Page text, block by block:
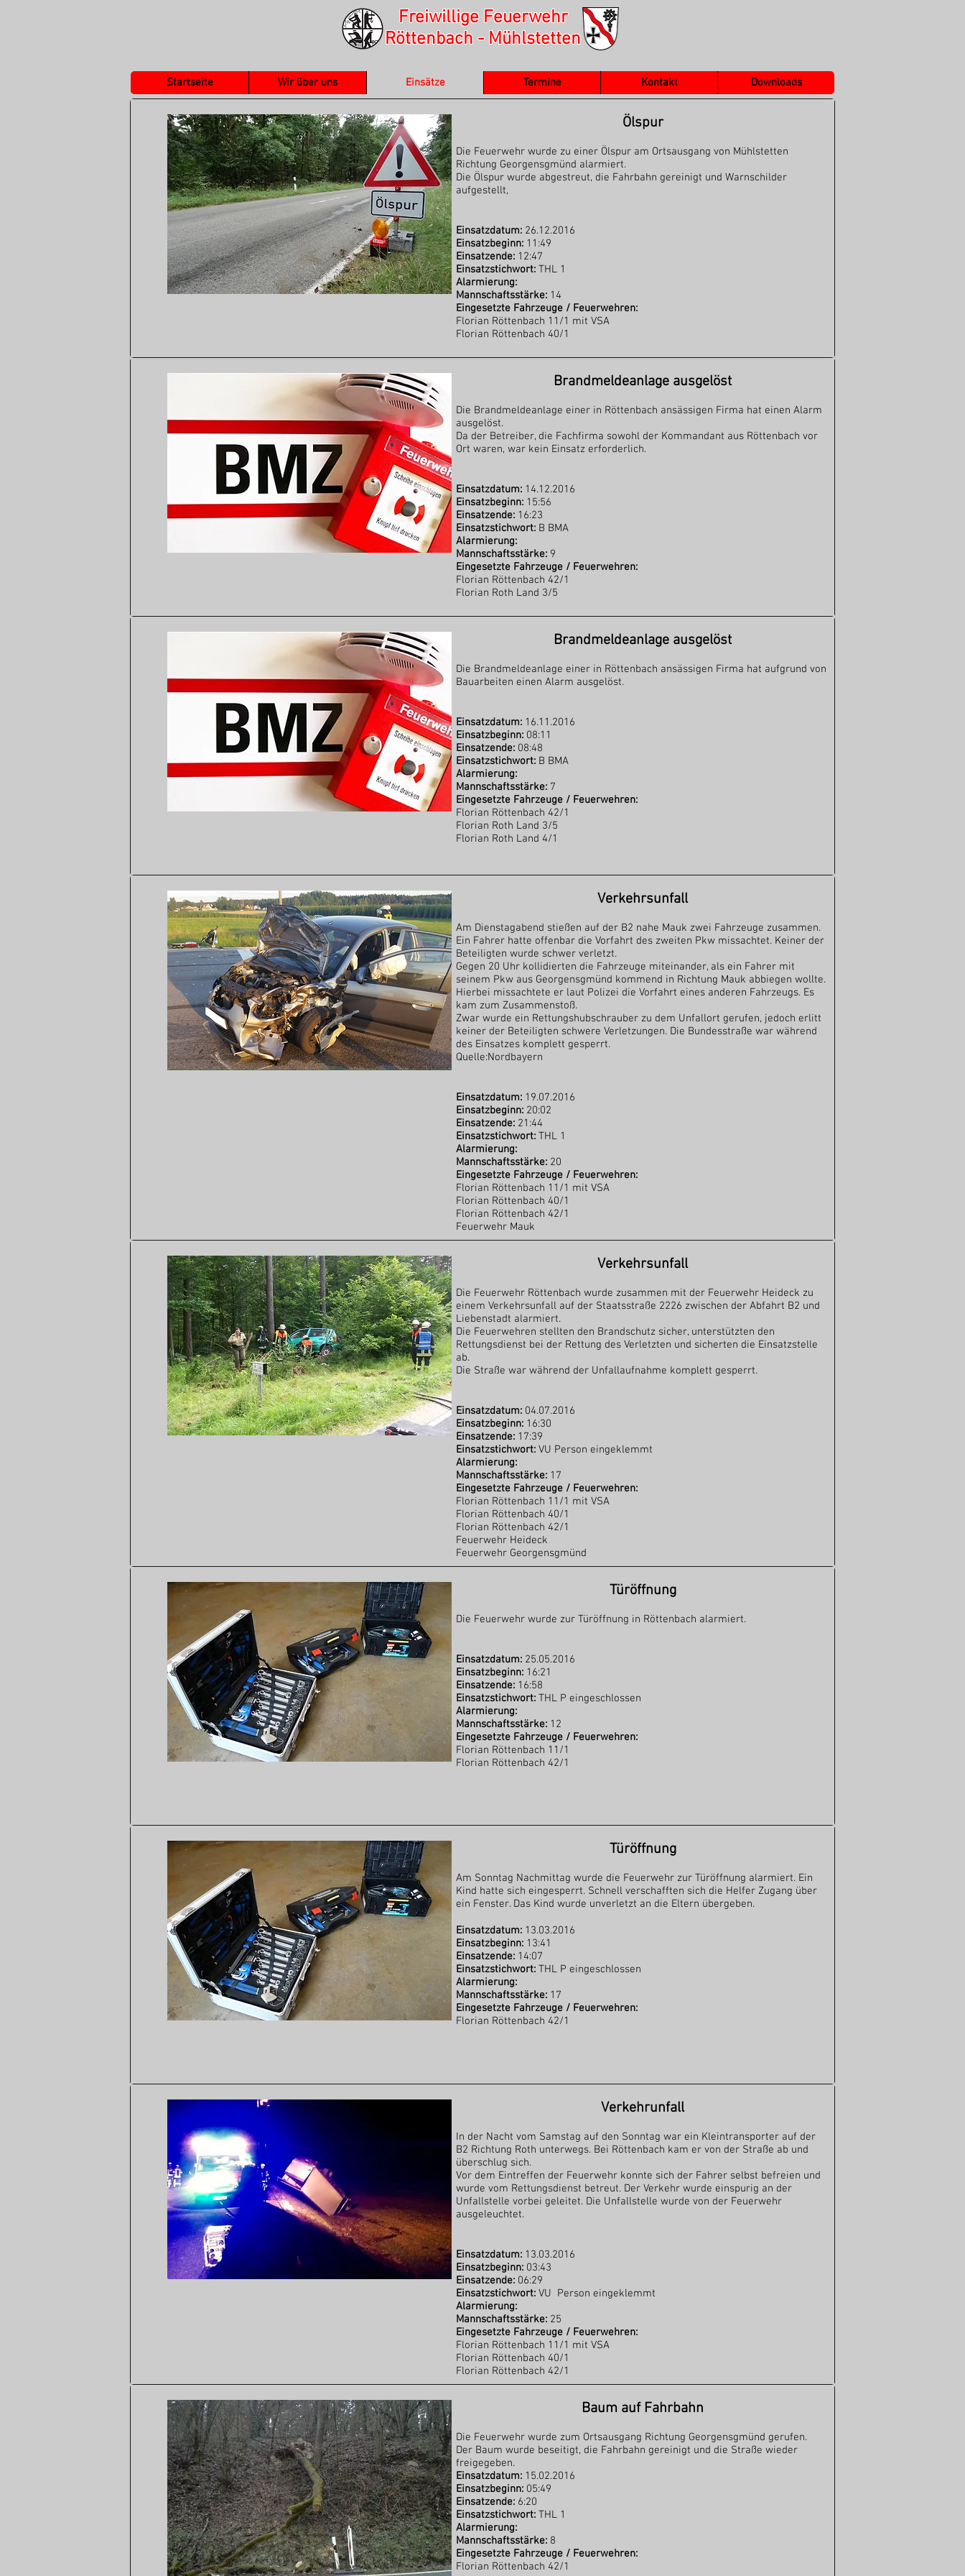
Freiwillige Feuerwehr
Röttenbach - Mühlstetten
Startseite Wir über uns Einsätze Termine Kontakt Downloads
Ölspur
Die Feuerwehr wurde zu einer Ölspur am Ortsausgang von Mühlstetten
Richtung Georgensgmünd alarmiert.
Die Ölspur wurde abgestreut, die Fahrbahn gereinigt und Warnschilder
aufgestellt,
Einsatzdatum: 26.12.2016
Einsatzbeginn: 11:49
Einsatzende: 12:47
Einsatzstichwort: THL 1
Alarmierung:
Mannschaftsstärke: 14
Eingesetzte Fahrzeuge / Feuerwehren:
Florian Röttenbach 11/1 mit VSA
Florian Röttenbach 40/1
Brandmeldeanlage ausgelöst
Die Brandmeldeanlage einer in Röttenbach ansässigen Firma hat einen Alarm
ausgelöst.
Da der Betreiber, die Fachfirma sowohl der Kommandant aus Röttenbach vor
Ort waren, war kein Einsatz erforderlich.
Einsatzdatum: 14.12.2016
Einsatzbeginn: 15:56
Einsatzende: 16:23
Einsatzstichwort: B BMA
Alarmierung:
Mannschaftsstärke: 9
Eingesetzte Fahrzeuge / Feuerwehren:
Florian Röttenbach 42/1
Florian Roth Land 3/5
Brandmeldeanlage ausgelöst
Die Brandmeldeanlage einer in Röttenbach ansässigen Firma hat aufgrund von
Bauarbeiten einen Alarm ausgelöst.
Einsatzdatum: 16.11.2016
Einsatzbeginn: 08:11
Einsatzende: 08:48
Einsatzstichwort: B BMA
Alarmierung:
Mannschaftsstärke: 7
Eingesetzte Fahrzeuge / Feuerwehren:
Florian Röttenbach 42/1
Florian Roth Land 3/5
Florian Roth Land 4/1
Verkehrsunfall
Am Dienstagabend stießen auf der B2 nahe Mauk zwei Fahrzeuge zusammen.
Ein Fahrer hatte offenbar die Vorfahrt des zweiten Pkw missachtet. Keiner der
Beteiligten wurde schwer verletzt.
Gegen 20 Uhr kollidierten die Fahrzeuge miteinander, als ein Fahrer mit
seinem Pkw aus Georgensgmünd kommend in Richtung Mauk abbiegen wollte.
Hierbei missachtete er laut Polizei die Vorfahrt eines anderen Fahrzeugs. Es
kam zum Zusammenstoß.
Zwar wurde ein Rettungshubschrauber zu dem Unfallort gerufen, jedoch erlitt
keiner der Beteiligten schwere Verletzungen. Die Bundesstraße war während
des Einsatzes komplett gesperrt.
Quelle:Nordbayern
Einsatzdatum: 19.07.2016
Einsatzbeginn: 20:02
Einsatzende: 21:44
Einsatzstichwort: THL 1
Alarmierung:
Mannschaftsstärke: 20
Eingesetzte Fahrzeuge / Feuerwehren:
Florian Röttenbach 11/1 mit VSA
Florian Röttenbach 40/1
Florian Röttenbach 42/1
Feuerwehr Mauk
Verkehrsunfall
Die Feuerwehr Röttenbach wurde zusammen mit der Feuerwehr​ Heideck zu
einem Verkehrsunfall auf der Staatsstraße 2226 zwischen der Abfahrt B2 und
Liebenstadt alarmiert.
Die Feuerwehren stellten den Brandschutz sicher, unterstützten den
Rettungsdienst bei der Rettung des Verletzten und sicherten die Einsatzstelle
ab.
Die Straße war während der Unfallaufnahme komplett gesperrt.
Einsatzdatum: 04.07.2016
Einsatzbeginn: 16:30
Einsatzende: 17:39
Einsatzstichwort: VU Person eingeklemmt
Alarmierung:
Mannschaftsstärke: 17
Eingesetzte Fahrzeuge / Feuerwehren:
Florian Röttenbach 11/1 mit VSA
Florian Röttenbach 40/1
Florian Röttenbach 42/1
Feuerwehr Heideck
Feuerwehr Georgensgmünd
Türöffnung
Die Feuerwehr wurde zur Türöffnung in Röttenbach alarmiert.
Einsatzdatum: 25.05.2016
Einsatzbeginn: 16:21
Einsatzende: 16:58
Einsatzstichwort: THL P eingeschlossen
Alarmierung:
Mannschaftsstärke: 12
Eingesetzte Fahrzeuge / Feuerwehren:
Florian Röttenbach 11/1
Florian Röttenbach 42/1
Türöffnung
Am Sonntag Nachmittag wurde die Feuerwehr zur Türöffnung alarmiert. Ein
Kind hatte sich eingesperrt. Schnell verschafften sich die Helfer Zugang über
ein Fenster. Das Kind wurde unverletzt an die Eltern übergeben.
Einsatzdatum: 13.03.2016
Einsatzbeginn: 13:41
Einsatzende: 14:07
Einsatzstichwort: THL P eingeschlossen
Alarmierung:
Mannschaftsstärke: 17
Eingesetzte Fahrzeuge / Feuerwehren:
Florian Röttenbach 42/1
Verkehrunfall
In der Nacht vom Samstag auf den Sonntag war ein Kleintransporter auf der
B2 Richtung Roth unterwegs. Bei Röttenbach kam er von der Straße ab und
überschlug sich.
Vor dem Eintreffen der Feuerwehr konnte sich der Fahrer selbst befreien und
wurde vom Rettungsdienst betreut. Der Verkehr wurde einspurig an der
Unfallstelle vorbei geleitet. Die Unfallstelle wurde von der Feuerwehr
ausgeleuchtet.
Einsatzdatum: 13.03.2016
Einsatzbeginn: 03:43
Einsatzende: 06:29
Einsatzstichwort: VU Person eingeklemmt
Alarmierung:
Mannschaftsstärke: 25
Eingesetzte Fahrzeuge / Feuerwehren:
Florian Röttenbach 11/1 mit VSA
Florian Röttenbach 40/1
Florian Röttenbach 42/1
Baum auf Fahrbahn
Die Feuerwehr wurde zum Ortsausgang Richtung Georgensgmünd gerufen.
Der Baum wurde beseitigt, die Fahrbahn gereinigt und die Straße wieder
freigegeben.
Einsatzdatum: 15.02.2016
Einsatzbeginn: 05:49
Einsatzende: 6:20
Einsatzstichwort: THL 1
Alarmierung:
Mannschaftsstärke: 8
Eingesetzte Fahrzeuge / Feuerwehren:
Florian Röttenbach 42/1